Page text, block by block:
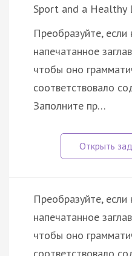
Sport and a Healthy
Преобразуйте,
напечатанное
чтобы оно
соответствовало
Заполните пр…
Преобразуйте,
напечатанное
чтобы оно
соответствовало